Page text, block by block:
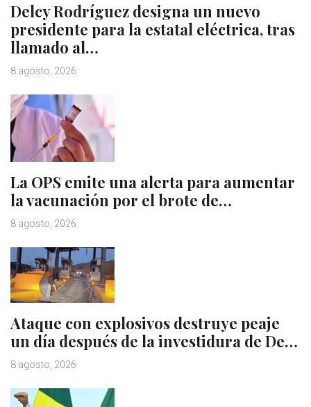
Delcy Rodríguez designa un nuevo
presidente para la estatal eléctrica, tras
llamado al…
8 agosto, 2026
La OPS emite una alerta para aumentar
la vacunación por el brote de…
8 agosto, 2026
Ataque con explosivos destruye peaje
un día después de la investidura de De…
8 agosto, 2026